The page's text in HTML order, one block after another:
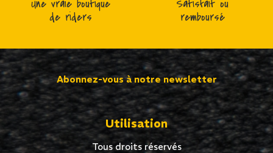
Une vraie boutique
de riders
Satisfait ou
remboursé
Abonnez-vous à notre newsletter
Utilisation
Tous droits réservés